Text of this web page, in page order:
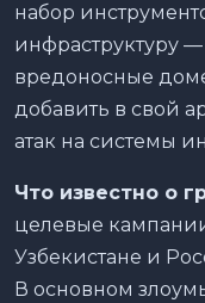
набор
инфраструктуру —
вредоносные
добавить в свой
атак на системы
Что известно о
целевые
Узбекистане и
В основном